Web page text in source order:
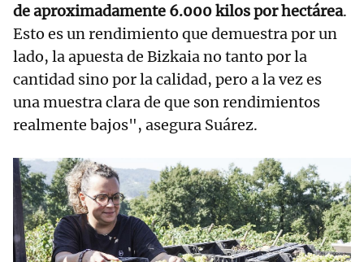
de aproximadamente 6.000 kilos por hectárea.
Esto es un rendimiento que demuestra por un
lado, la apuesta de Bizkaia no tanto por la
cantidad sino por la calidad, pero a la vez es
una muestra clara de que son rendimientos
realmente bajos", asegura Suárez.